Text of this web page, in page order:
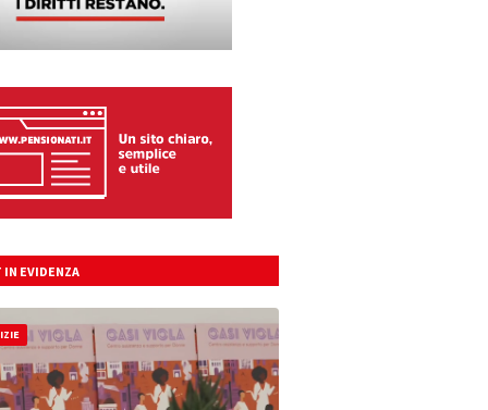
IN EVIDENZA